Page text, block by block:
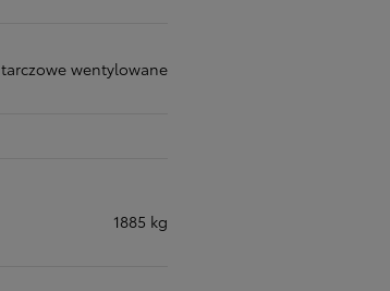
tarczowe wentylowane
1885 kg